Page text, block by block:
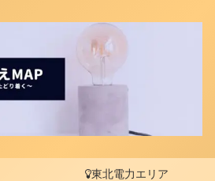
東北電力エリア